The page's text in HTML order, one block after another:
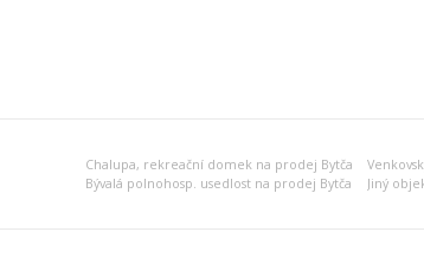
Chalupa, rekreační domek na prodej Bytča
Bývalá polnohosp. usedlost na prodej Bytča